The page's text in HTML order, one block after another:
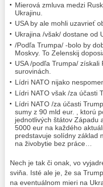
Mierová zmluva medzi
Ukrajinu.
USA by ale mohli uzavrieť
Ukrajina /však/ dostane od
/Podľa Trumpa/ -bolo by
Moskvy. To Zelenskij
USA /podľa Trumpa/ získali
surovinách.
Lídri NATO nijako
Lídri NATO však /za účasti
Lídri NATO /za účasti
sumy z 90 mld eur. , ktorú
jednotlivých štátov Západu
5000 eur na každého
predstavuje solídny základ
na živobytie bez práce…
Nech je tak či onak, vo
sviňa. Isté ale je, že sa
na eventuálnom mieri na